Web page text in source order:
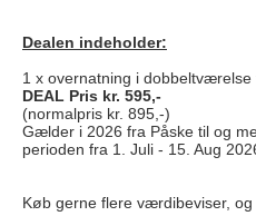
Dealen indeholder:
1 x overnatning i
DEAL Pris kr. 595,-
(normalpris kr. 895,-)
Gælder i 2026 fra Påske til og
perioden fra 1. Juli - 15. Aug
Køb gerne flere værdibeviser,